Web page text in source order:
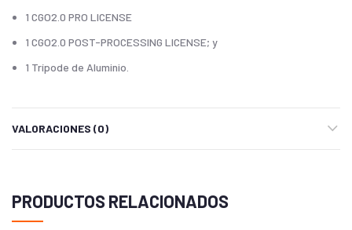
1 CGO2.0 PRO LICENSE
1 CGO2.0 POST-PROCESSING LICENSE; y
1 Trípode de Aluminio.
VALORACIONES (0)
PRODUCTOS RELACIONADOS